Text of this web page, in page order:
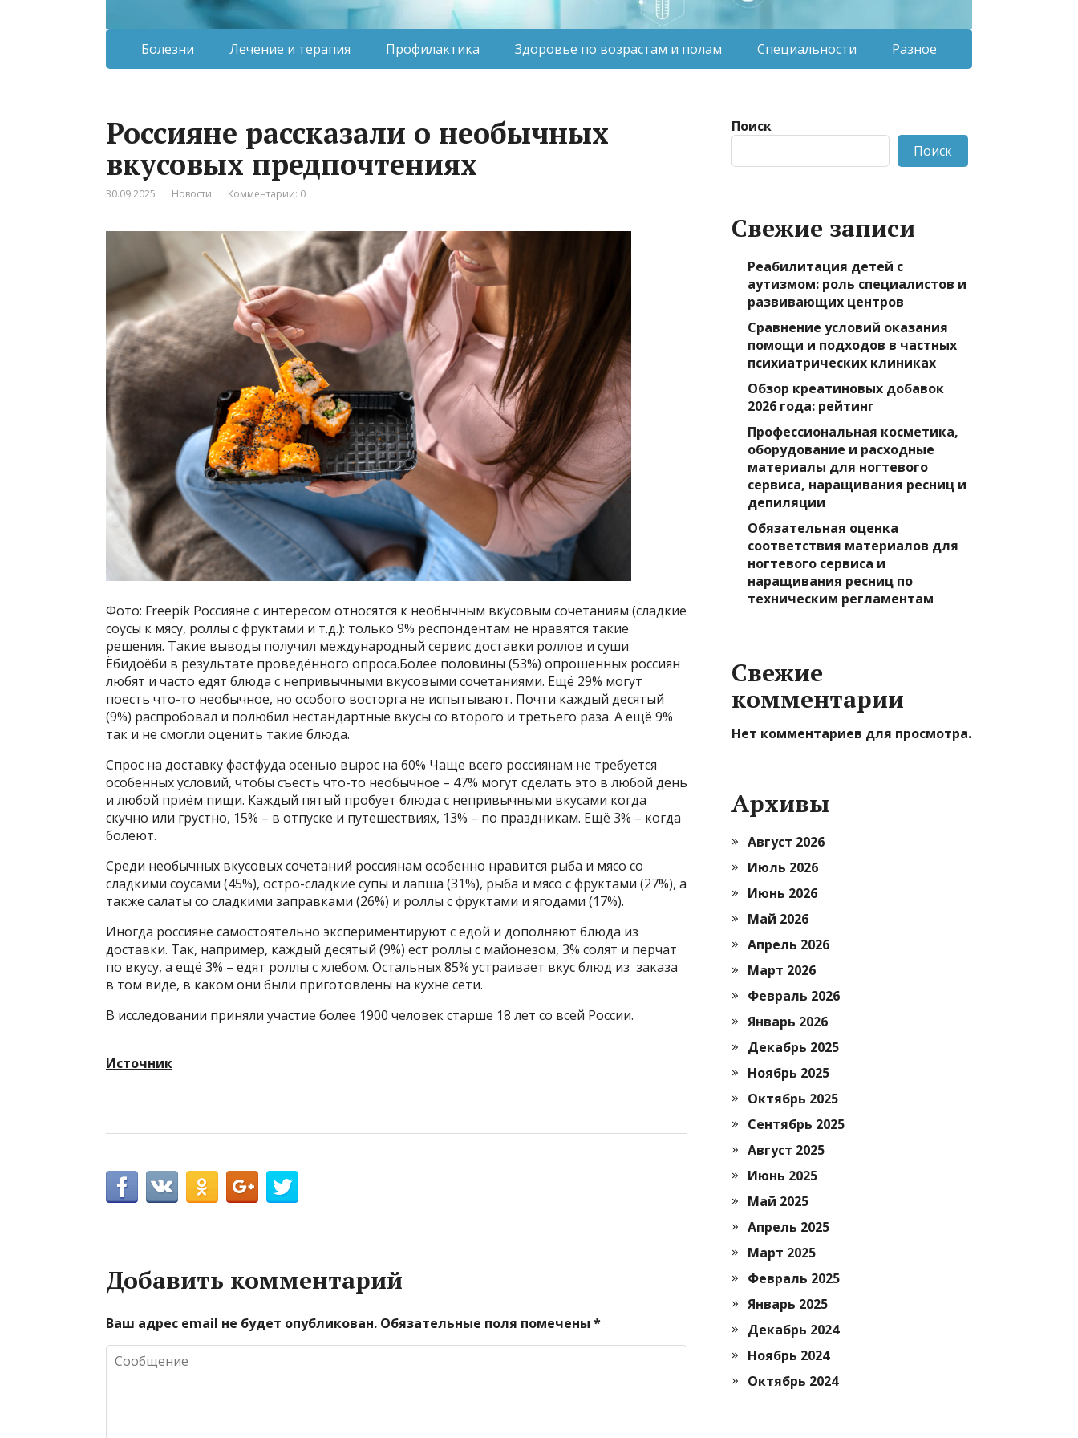
Болезни Лечение и терапия Профилактика Здоровье по возрастам и полам Специальности Разное
Россияне рассказали о необычных
вкусовых предпочтениях
30.09.2025 Новости Комментарии: 0
Фото: Freepik Россияне с интересом относятся к необычным вкусовым сочетаниям (сладкие
соусы к мясу, роллы с фруктами и т.д.): только 9% респондентам не нравятся такие
решения. Такие выводы получил международный сервис доставки роллов и суши
Ёбидоёби в результате проведённого опроса.Более половины (53%) опрошенных россиян
любят и часто едят блюда с непривычными вкусовыми сочетаниями. Ещё 29% могут
поесть что-то необычное, но особого восторга не испытывают. Почти каждый десятый
(9%) распробовал и полюбил нестандартные вкусы со второго и третьего раза. А ещё 9%
так и не смогли оценить такие блюда.
Спрос на доставку фастфуда осенью вырос на 60% Чаще всего россиянам не требуется
особенных условий, чтобы съесть что-то необычное – 47% могут сделать это в любой день
и любой приём пищи. Каждый пятый пробует блюда с непривычными вкусами когда
скучно или грустно, 15% – в отпуске и путешествиях, 13% – по праздникам. Ещё 3% – когда
болеют.
Среди необычных вкусовых сочетаний россиянам особенно нравится рыба и мясо со
сладкими соусами (45%), остро-сладкие супы и лапша (31%), рыба и мясо с фруктами (27%), а
также салаты со сладкими заправками (26%) и роллы с фруктами и ягодами (17%).
Иногда россияне самостоятельно экспериментируют с едой и дополняют блюда из
доставки. Так, например, каждый десятый (9%) ест роллы с майонезом, 3% солят и перчат
по вкусу, а ещё 3% – едят роллы с хлебом. Остальных 85% устраивает вкус блюд из заказа
в том виде, в каком они были приготовлены на кухне сети.
В исследовании приняли участие более 1900 человек старше 18 лет со всей России.
Источник
Добавить комментарий
Ваш адрес email не будет опубликован. Обязательные поля помечены *
Поиск
Поиск
Свежие записи
Реабилитация детей с
аутизмом: роль специалистов и
развивающих центров
Сравнение условий оказания
помощи и подходов в частных
психиатрических клиниках
Обзор креатиновых добавок
2026 года: рейтинг
Профессиональная косметика,
оборудование и расходные
материалы для ногтевого
сервиса, наращивания ресниц и
депиляции
Обязательная оценка
соответствия материалов для
ногтевого сервиса и
наращивания ресниц по
техническим регламентам
Свежие
комментарии
Нет комментариев для просмотра.
Архивы
Август 2026
Июль 2026
Июнь 2026
Май 2026
Апрель 2026
Март 2026
Февраль 2026
Январь 2026
Декабрь 2025
Ноябрь 2025
Октябрь 2025
Сентябрь 2025
Август 2025
Июнь 2025
Май 2025
Апрель 2025
Март 2025
Февраль 2025
Январь 2025
Декабрь 2024
Ноябрь 2024
Октябрь 2024